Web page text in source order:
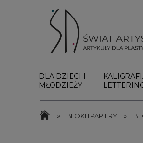
DLA DZIECI I
MŁODZIEŻY
» BLOKI I PAPIERY »